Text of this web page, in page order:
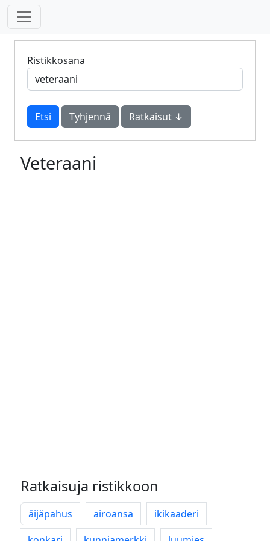
Ristikkosana
Tyhjennä Ratkaisut ↓
Veteraani
Ratkaisuja ristikkoon
äijäpahus airoansa
ikikaaderi